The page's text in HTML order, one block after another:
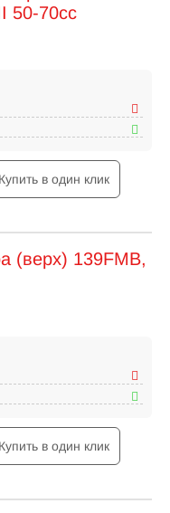
50-70сс
Купить в один клик
(верх) 139FMB,
Купить в один клик